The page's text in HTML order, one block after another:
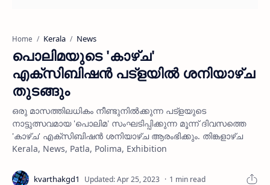
Home Kerala News
പൊലിമയുടെ 'കാഴ്ച'
എക്‌സിബിഷന്‍ പട്‌ളയില്‍ ശനിയാഴ്ച
തുടങ്ങും
ഒരു മാസത്തിലധികം നീണ്ടുനില്‍ക്കുന്ന പട്‌ളയുടെ
നാട്ടുത്സവമായ 'പൊലിമ' സംഘടിപ്പിക്കുന്ന മൂന്ന് ദിവസത്തെ
'കാഴ്ച' എക്‌സിബിഷന്‍ ശനിയാഴ്ച ആരംഭിക്കും. തിങ്കളാഴ്ച
Kerala, News, Patla, Polima, Exhibition
1 min read